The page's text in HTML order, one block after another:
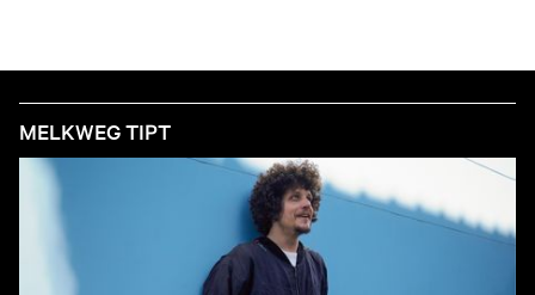
MELKWEG TIPT